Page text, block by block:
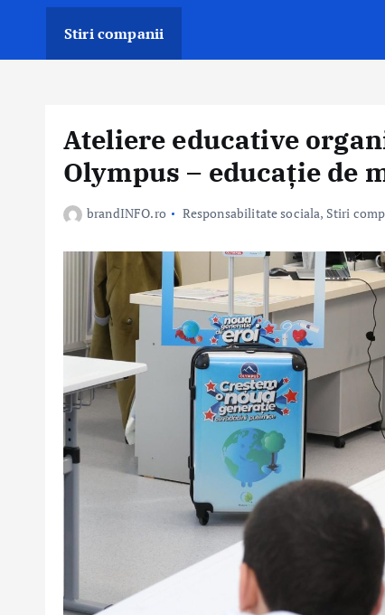
Stiri companii
Ateliere educative
Olympus – educație de
brandINFO.ro Responsabilitate sociala, Stiri